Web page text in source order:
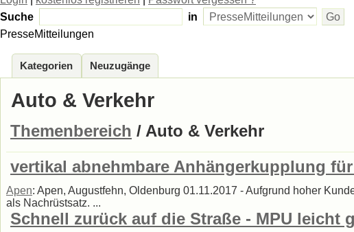
Suche
in
PresseMitteilungen
Kategorien Neuzugänge
Auto & Verkehr
Themenbereich / Auto & Verkehr
vertikal abnehmbare Anhängerkupplung
Apen: Apen, Augustfehn, Oldenburg 01.11.2017 - Aufgrund hoher
als Nachrüstsatz. ...
Schnell zurück auf die Straße - MPU leicht